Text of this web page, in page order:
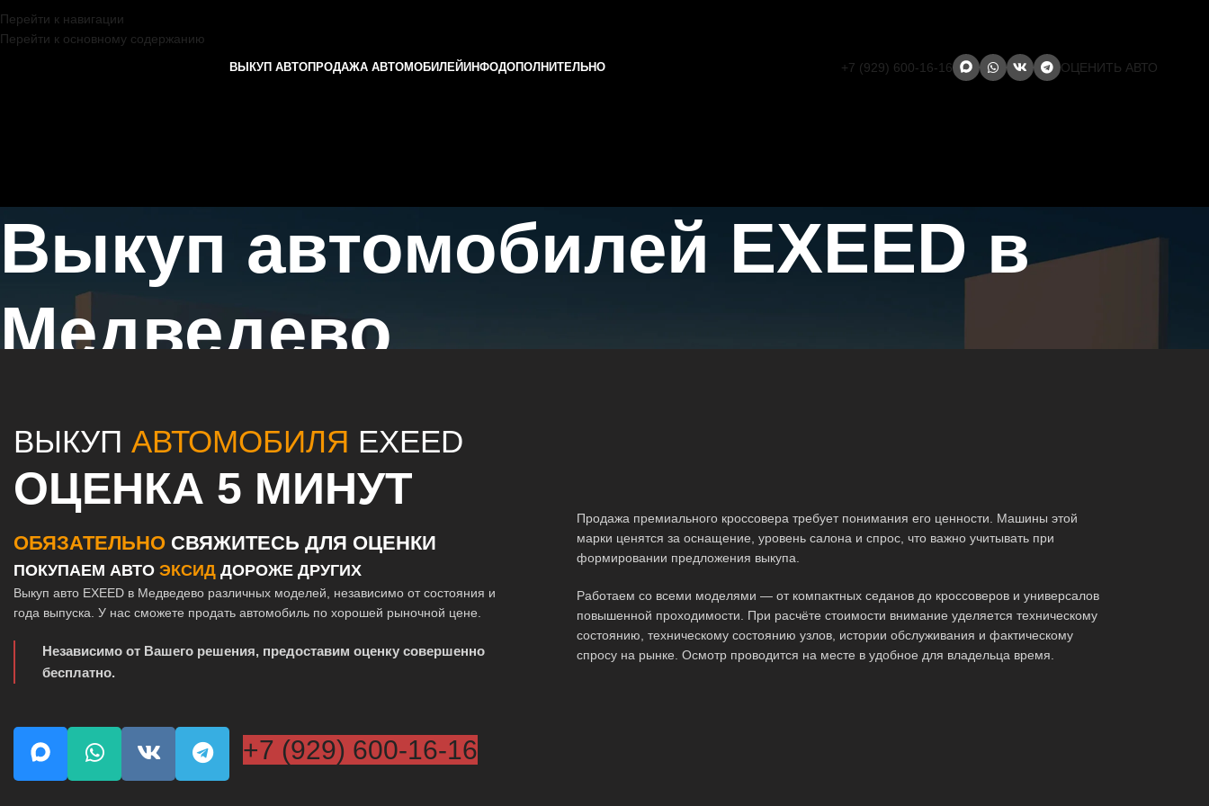
Перейти к навигации
Перейти к основному содержанию
ВЫКУП АВТОПРОДАЖА АВТОМОБИЛЕЙ ИНФОДОПОЛНИТЕЛЬНО +7 (929) 600-16-16 ОЦЕНИТЬ АВТО
Выкуп автомобилей EXEED в
Медведево
ВЫКУП АВТОМОБИЛЯ EXEED
ОЦЕНКА 5 МИНУТ
ОБЯЗАТЕЛЬНО СВЯЖИТЕСЬ ДЛЯ ОЦЕНКИ
ПОКУПАЕМ АВТО ЭКСИД ДОРОЖЕ ДРУГИХ
Выкуп авто EXEED в Медведево различных моделей, независимо от состояния и
года выпуска. У нас сможете продать автомобиль по хорошей рыночной цене.
Независимо от Вашего решения, предоставим оценку совершенно
бесплатно.
+7 (929) 600-16-16
Продажа премиального кроссовера требует понимания его ценности. Машины этой
марки ценятся за оснащение, уровень салона и спрос, что важно учитывать при
формировании предложения выкупа.
Работаем со всеми моделями — от компактных седанов до кроссоверов и универсалов
повышенной проходимости. При расчёте стоимости внимание уделяется техническому
состоянию, техническому состоянию узлов, истории обслуживания и фактическому
спросу на рынке. Осмотр проводится на месте в удобное для владельца время.